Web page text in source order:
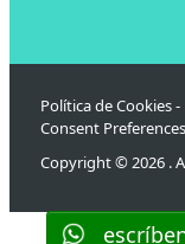
Política de Cookies-
Consent Preferences
Copyright © 2026 .